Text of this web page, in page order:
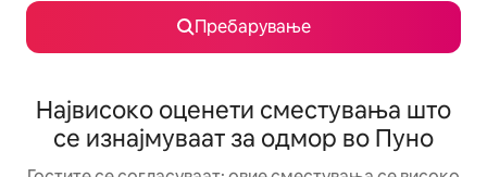
Пребарување
Највисоко оценети сместувања што
се изнајмуваат за одмор во Пуно